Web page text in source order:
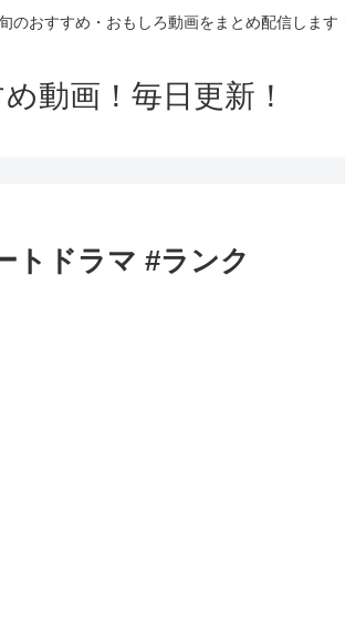
のおすすめ・おもしろ動画をまとめ配信します
動画！毎日更新！
トドラマ #ランク